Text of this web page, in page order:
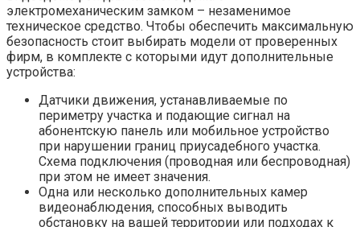
электромеханическим замком – незаменимое
техническое средство. Чтобы обеспечить максимальную
безопасность стоит выбирать модели от проверенных
фирм, в комплекте с которыми идут дополнительные
устройства:
Датчики движения, устанавливаемые по
периметру участка и подающие сигнал на
абонентскую панель или мобильное устройство
при нарушении границ приусадебного участка.
Схема подключения (проводная или беспроводная)
при этом не имеет значения.
Одна или несколько дополнительных камер
видеонаблюдения, способных выводить
обстановку на вашей территории или подходах к